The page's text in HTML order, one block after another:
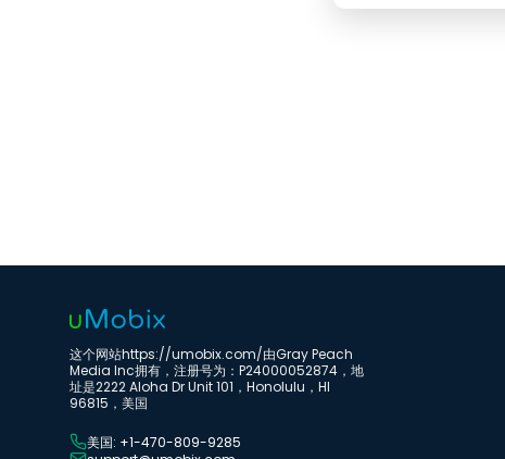
这个网站https://umobix.com/由Gray Peach
Media Inc拥有，注册号为：P24000052874，地
址是2222 Aloha Dr Unit 101，Honolulu，HI
96815，美国
美国: +1-470-809-9285